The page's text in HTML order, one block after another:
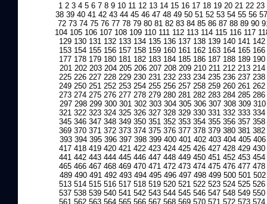
1 2 3 4 5 6 7 8 9 10 11 12 13 14 15 16 17 18 19 20 21 22 23
38 39 40 41 42 43 44 45 46 47 48 49 50 51 52 53 54 55 56
72 73 74 75 76 77 78 79 80 81 82 83 84 85 86 87 88 89 90
104 105 106 107 108 109 110 111 112 113 114 115 116 117
129 130 131 132 133 134 135 136 137 138 139 140 141 142
153 154 155 156 157 158 159 160 161 162 163 164 165 166
177 178 179 180 181 182 183 184 185 186 187 188 189 190
201 202 203 204 205 206 207 208 209 210 211 212 213 214
225 226 227 228 229 230 231 232 233 234 235 236 237 238
249 250 251 252 253 254 255 256 257 258 259 260 261 262
273 274 275 276 277 278 279 280 281 282 283 284 285 286
297 298 299 300 301 302 303 304 305 306 307 308 309 310
321 322 323 324 325 326 327 328 329 330 331 332 333 334
345 346 347 348 349 350 351 352 353 354 355 356 357 358
369 370 371 372 373 374 375 376 377 378 379 380 381 382
393 394 395 396 397 398 399 400 401 402 403 404 405 406
417 418 419 420 421 422 423 424 425 426 427 428 429 430
441 442 443 444 445 446 447 448 449 450 451 452 453 454
465 466 467 468 469 470 471 472 473 474 475 476 477 478
489 490 491 492 493 494 495 496 497 498 499 500 501 502
513 514 515 516 517 518 519 520 521 522 523 524 525 526
537 538 539 540 541 542 543 544 545 546 547 548 549 550
561 562 563 564 565 566 567 568 569 570 571 572 573 574